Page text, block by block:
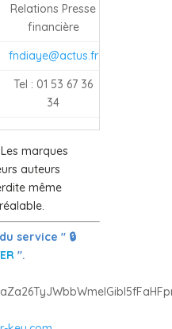
Relations Presse
financière
fndiaye@actus.fr
Tel : 01 53 67 36
34
marques
auteurs
même
service " 🔒
".